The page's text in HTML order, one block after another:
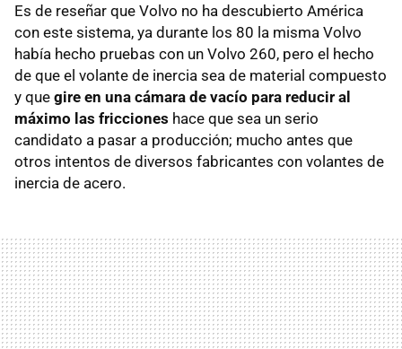
Es de reseñar que Volvo no ha descubierto América
con este sistema, ya durante los 80 la misma Volvo
había hecho pruebas con un Volvo 260, pero el hecho
de que el volante de inercia sea de material compuesto
y que gire en una cámara de vacío para reducir al
máximo las fricciones hace que sea un serio
candidato a pasar a producción; mucho antes que
otros intentos de diversos fabricantes con volantes de
inercia de acero.